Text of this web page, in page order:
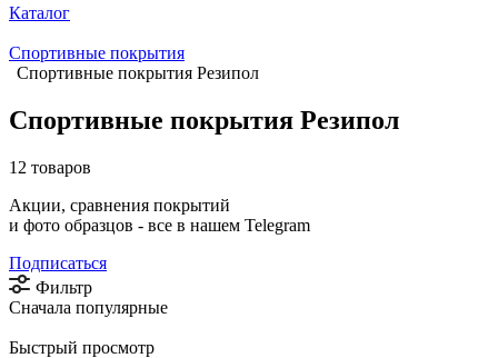
Каталог
Спортивные покрытия
Спортивные покрытия Резипол
Спортивные покрытия Резипол
12 товаров
Акции, сравнения покрытий
и фото образцов - все в нашем Telegram
Подписаться
Фильтр
Сначала популярные
Быстрый просмотр